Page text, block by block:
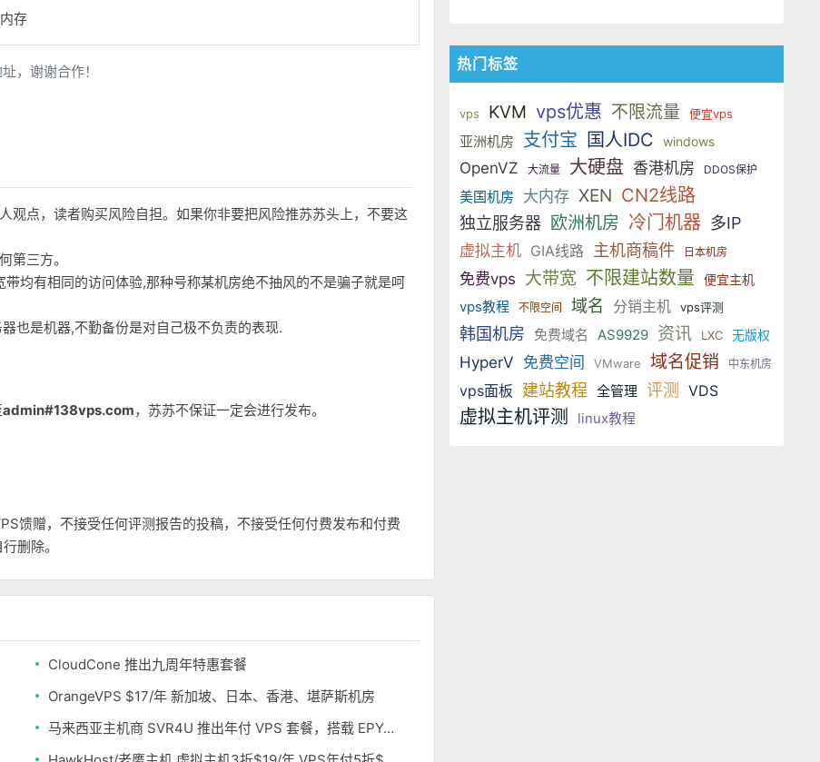
存
，谢谢合作！
观点，读者购买风险自担。如果你非要把风险推苏苏头上，不要这
第三方。
均有相同的访问体验,那种号称某机房绝不抽风的不是骗子就是呵
也是机器,不勤备份是对自己极不负责的表现.
admin#138vps.com，苏苏不保证一定会进行发布。
馈赠，不接受任何评测报告的投稿，不接受任何付费发布和付费
删除。
CloudCone 推出九周年特惠套餐
OrangeVPS $17/年 新加坡、日本、香港、堪萨斯机房
马来西亚主机商 SVR4U 推出年付 VPS 套餐，搭载 EPYC/至强铂金，支持支付宝
国两大系列。亚洲 VPS 月付低至 6
于 KVM 虚拟化架构，配备 NVMe
国两大系列。亚洲 VPS 月付低至 6
美元，美国
于 KVM 虚拟化架构，配备 NVMe
SSD 固态硬盘，主要分为亚洲和美
国两大系列。亚洲 VPS 月付低至 6
美元，美国
VDS 业务，数据中心覆盖中国香
于 KVM 虚拟化架构，配备 NVMe
SSD 固态硬盘，主要分为亚洲和美
国两大系列。亚洲 VPS 月付低至 6
美元，美国
热门标签
vps KVM vps优惠 不限流量 便宜vps
亚洲机房 支付宝 国人IDC windows
OpenVZ 大流量 大硬盘 香港机房 DDOS保护
美国机房 大内存 XEN CN2线路
独立服务器 欧洲机房 冷门机器 多IP
虚拟主机 GIA线路 主机商稿件 日本机房
免费vps 大带宽 不限建站数量 便宜主机
vps教程 不限空间 域名 分销主机 vps评测
韩国机房 免费域名 AS9929 资讯 LXC 无版权
HyperV 免费空间 VMware 域名促销 中东机房
vps面板 建站教程 全管理 评测 VDS
虚拟主机评测 linux教程